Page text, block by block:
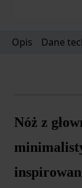
Opis Dane
Nóż z